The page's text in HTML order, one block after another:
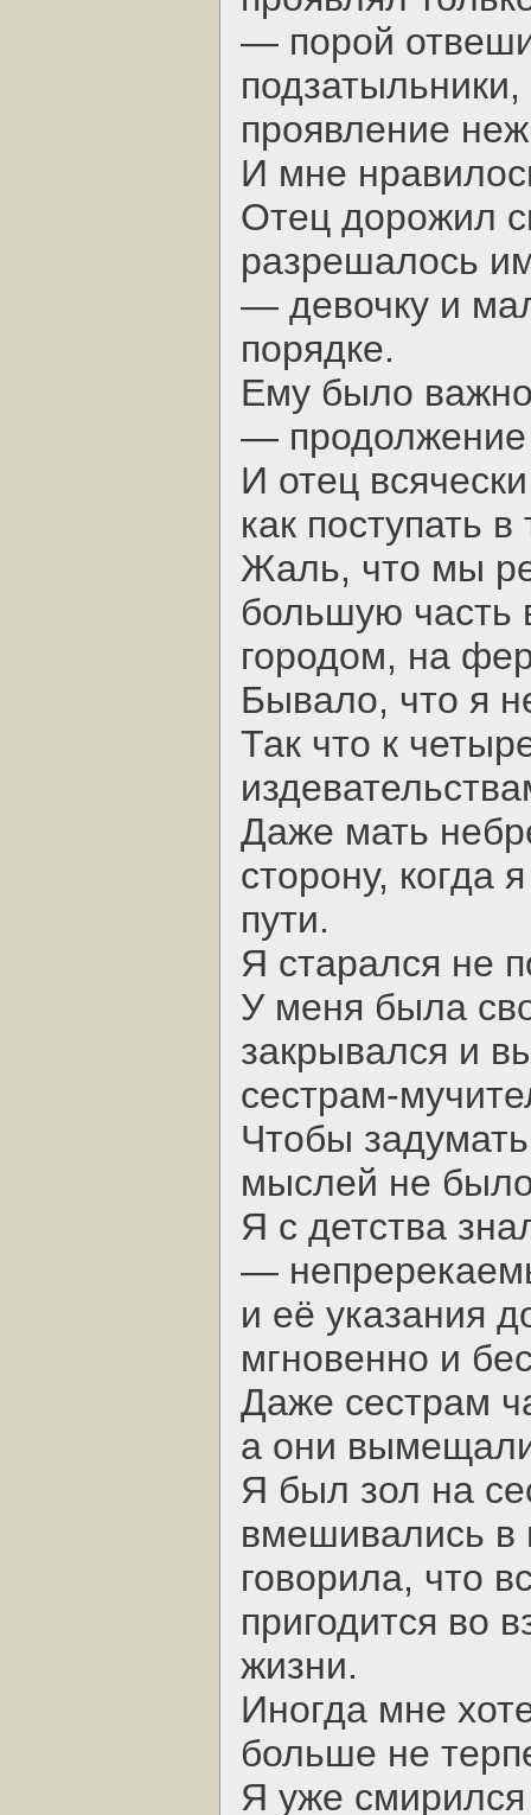
— порой
проявление
И мне
Отец дорожил
разрешалось
— девочку и
порядке.
Ему было
— продолжение
И отец
как поступать
Жаль, что мы
большую часть
городом, на
Бывало, что я
Так что к
Даже мать
сторону, когда
пути.
Я старался не
У меня была
закрывался и
сестрам-
Чтобы
мыслей не
Я с детства
—
и её указания
мгновенно и
Даже сестрам
а они
Я был зол на
вмешивались
говорила, что
пригодится во
жизни.
Иногда мне
больше не
Я уже смирился